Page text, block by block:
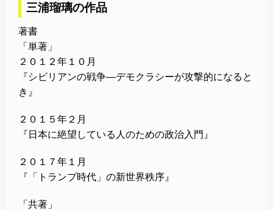
三浦瑠璃の作品
著書
「単著」
２０１２年１０月
『シビリアンの戦争―デモクラシーが攻撃的になると
き』
２０１５年２月
『日本に絶望している人のための政治入門』
２０１７年１月
『「トランプ時代」の新世界秩序』
「共著」